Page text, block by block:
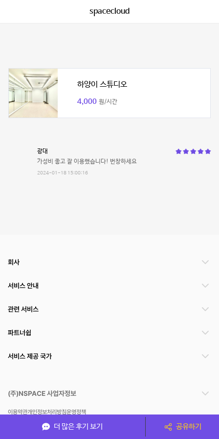
spacecloud
하양이 스튜디오
4,000 원/시간
광대
가성비 좋고 잘 이용했습니다! 번창하세요
2024-01-18 15:00:16
더 많은 후기 보기 공유하기
회사
서비스 안내
관련 서비스
파트너쉽
서비스 제공 국가
(주)NSPACE 사업자정보
이용약관개인정보처리방침운영정책
스페이스클라우드는 통신판매중개자이며 통신판매의 당사자가 아닙니다. 따라서 스페이스클
라우드는 공간 거래정보 및 거래에 대해 책임지지 않습니다.